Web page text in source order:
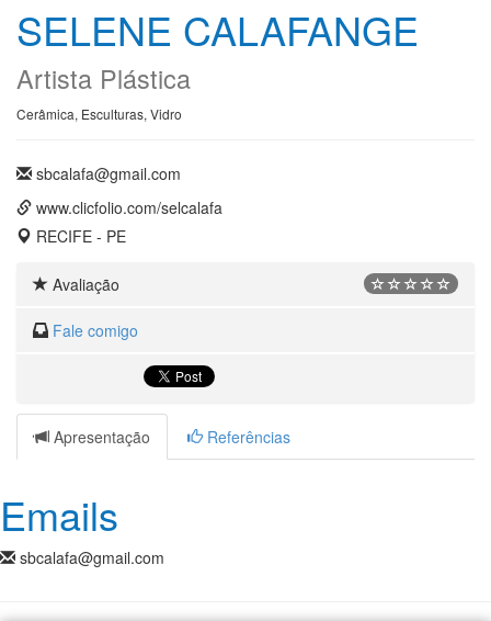
SELENE CALAFANGE
Artista Plástica
Cerâmica, Esculturas, Vidro
sbcalafa@gmail.com
www.clicfolio.com/selcalafa
RECIFE - PE
Avaliação
Fale comigo
Apresentação Referências
Emails
sbcalafa@gmail.com